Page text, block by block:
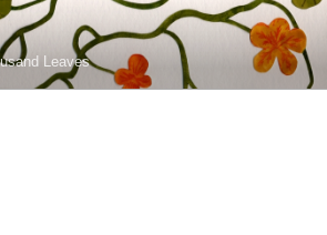
Leaves